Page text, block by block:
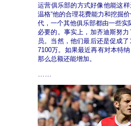
运营俱乐部的方式好像他能这
温格“他的合理花费能力和挖掘价
代，一个其他俱乐部都由一些实
必要的。事实上，加齐迪斯努
员。当然，他们最后还是促成
7100万。如果最近再有对本特
那么总额还能增加。
……